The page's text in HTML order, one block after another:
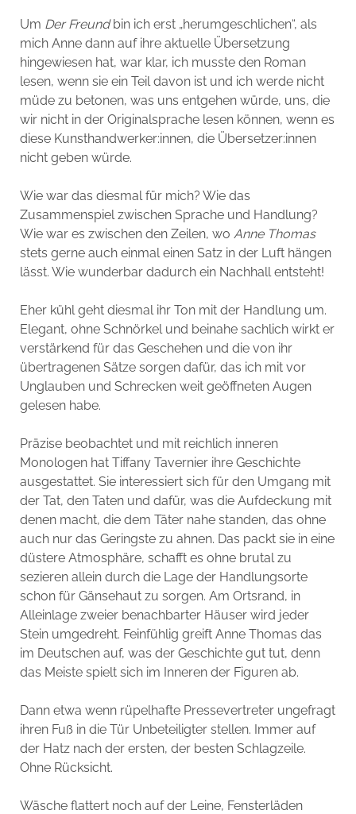
Um Der Freundbin ich erst „herumgeschlichen“, als
mich Anne dann auf ihre aktuelle Übersetzung
hingewiesen hat, war klar, ich musste den Roman
lesen, wenn sie ein Teil davon ist und ich werde nicht
müde zu betonen, was uns entgehen würde, uns, die
wir nicht in der Originalsprache lesen können, wenn es
diese Kunsthandwerker:innen, die Übersetzer:innen
nicht geben würde.
Wie war das diesmal für mich? Wie das
Zusammenspiel zwischen Sprache und Handlung?
Wie war es zwischen den Zeilen, wo Anne Thomas
stets gerne auch einmal einen Satz in der Luft hängen
lässt. Wie wunderbar dadurch ein Nachhall entsteht!
Eher kühl geht diesmal ihr Ton mit der Handlung um.
Elegant, ohne Schnörkel und beinahe sachlich wirkt er
verstärkend für das Geschehen und die von ihr
übertragenen Sätze sorgen dafür, das ich mit vor
Unglauben und Schrecken weit geöffneten Augen
gelesen habe.
Präzise beobachtet und mit reichlich inneren
Monologen hat Tiffany Tavernier ihre Geschichte
ausgestattet. Sie interessiert sich für den Umgang mit
der Tat, den Taten und dafür, was die Aufdeckung mit
denen macht, die dem Täter nahe standen, das ohne
auch nur das Geringste zu ahnen. Das packt sie in eine
düstere Atmosphäre, schafft es ohne brutal zu
sezieren allein durch die Lage der Handlungsorte
schon für Gänsehaut zu sorgen. Am Ortsrand, in
Alleinlage zweier benachbarter Häuser wird jeder
Stein umgedreht. Feinfühlig greift Anne Thomas das
im Deutschen auf, was der Geschichte gut tut, denn
das Meiste spielt sich im Inneren der Figuren ab.
Dann etwa wenn rüpelhafte Pressevertreter ungefragt
ihren Fuß in die Tür Unbeteiligter stellen. Immer auf
der Hatz nach der ersten, der besten Schlagzeile.
Ohne Rücksicht.
Wäsche flattert noch auf der Leine, Fensterläden